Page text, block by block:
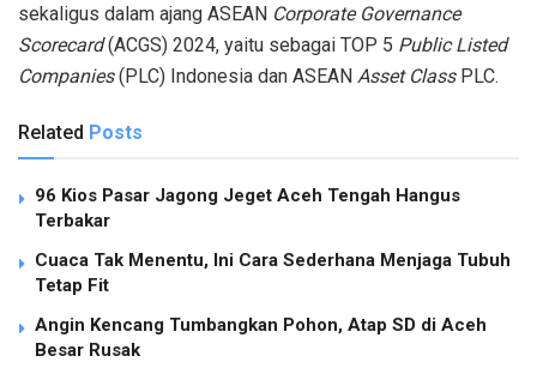
sekaligus dalam ajang ASEAN Corporate Governance
Scorecard(ACGS) 2024, yaitu sebagai TOP 5 Public Listed
Companies(PLC) Indonesia dan ASEAN Asset ClassPLC.
Related Posts
96 Kios Pasar Jagong Jeget Aceh Tengah Hangus
Terbakar
Cuaca Tak Menentu, Ini Cara Sederhana Menjaga Tubuh
Tetap Fit
Angin Kencang Tumbangkan Pohon, Atap SD di Aceh
Besar Rusak